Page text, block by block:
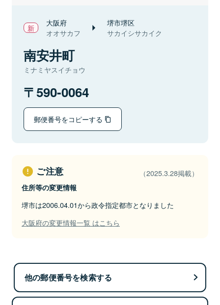
大阪府
オオサカフ
堺市堺区
サカイシサカイク
南安井町
ミナミヤスイチョウ
590-0064
郵便番号をコピーする
ご注意 （2025.3.28掲載）
住所等の変更情報
堺市は2006.04.01から政令指定都市となりました
大阪府の変更情報一覧 はこちら
他の郵便番号を検索する